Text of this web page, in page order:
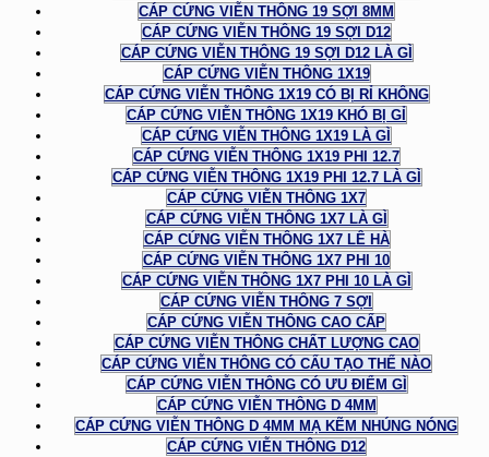
CÁP CỨNG VIỄN THÔNG 19 SỢI 8MM
CÁP CỨNG VIỄN THÔNG 19 SỢI D12
CÁP CỨNG VIỄN THÔNG 19 SỢI D12 LÀ GÌ
CÁP CỨNG VIỄN THÔNG 1X19
CÁP CỨNG VIỄN THÔNG 1X19 CÓ BỊ RỈ KHÔNG
CÁP CỨNG VIỄN THÔNG 1X19 KHÓ BỊ GỈ
CÁP CỨNG VIỄN THÔNG 1X19 LÀ GÌ
CÁP CỨNG VIỄN THÔNG 1X19 PHI 12.7
CÁP CỨNG VIỄN THÔNG 1X19 PHI 12.7 LÀ GÌ
CÁP CỨNG VIỄN THÔNG 1X7
CÁP CỨNG VIỄN THÔNG 1X7 LÀ GÌ
CÁP CỨNG VIỄN THÔNG 1X7 LÊ HÀ
CÁP CỨNG VIỄN THÔNG 1X7 PHI 10
CÁP CỨNG VIỄN THÔNG 1X7 PHI 10 LÀ GÌ
CÁP CỨNG VIỄN THÔNG 7 SỢI
CÁP CỨNG VIỄN THÔNG CAO CẤP
CÁP CỨNG VIỄN THÔNG CHẤT LƯỢNG CAO
CÁP CỨNG VIỄN THÔNG CÓ CẤU TẠO THẾ NÀO
CÁP CỨNG VIỄN THÔNG CÓ ƯU ĐIỂM GÌ
CÁP CỨNG VIỄN THÔNG D 4MM
CÁP CỨNG VIỄN THÔNG D 4MM MẠ KẼM NHÚNG NÓNG
CÁP CỨNG VIỄN THÔNG D12